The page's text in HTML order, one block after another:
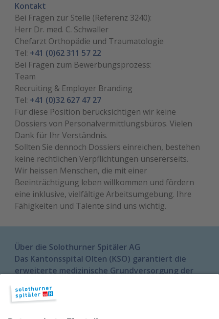
Kontakt
Bei Fragen zur Stelle (Referenz 3240):
Herr Dr. med. C. Schwaller
Chefarzt Orthopädie und Traumatologie
Tel: +41 (0)62 311 57 22
Bei Fragen zum Bewerbungsprozess:
Team
Recruiting & Employer Branding
Tel: +41 (0)32 627 47 27
Für diese Position berücksichtigen wir keine
Dossiers von Personalvermittlungsbüros. Vielen
Dank für Ihr Verständnis.
Sollten Sie dennoch Dossiers einreichen, bestehen
keine rechtlichen Verpflichtungen unsererseits.
Wir heissen Menschen, die mit einer
Beeinträchtigung leben willkommen und fördern
eine inklusive, vielfältige Arbeitsumgebung. Ihre
Fähigkeiten und Talente sind uns wichtig.
Über die Solothurner Spitäler AG
Das Kantonsspital Olten (KSO) garantiert die
erweiterte medizinische Grundversorgung der
Mitarbeiterinnen und Mitarbeiter sorgen rund
um die Uhr für die medizinische Betreuung und